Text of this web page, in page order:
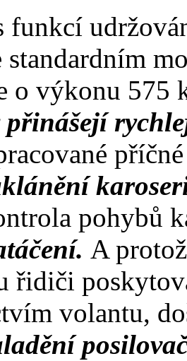
funkcí
standardním
o výkonu 575
pohybů
A
řidiči
volantu,